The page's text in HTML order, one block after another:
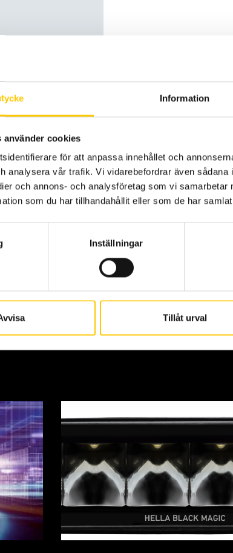
Information
använder cookies
för att anpassa innehållet och
analysera vår trafik. Vi vidarebefordrar även
och annons- och analysföretag som vi
som du har tillhandahållit eller som de har
Inställningar
Tillåt urval
i vår katalog eller klicka på någon av
ValueFit Blade